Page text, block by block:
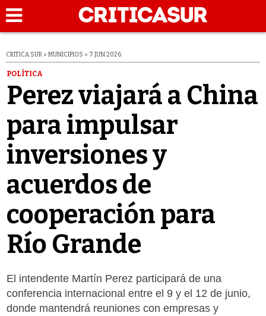
CRITICA SUR » MUNICIPIOS » 7 JUN 2026
POLÍTICA
Perez viajará a China
para impulsar
inversiones y
acuerdos de
cooperación para
Río Grande
El intendente Martín Perez participará de una
conferencia internacional entre el 9 y el 12 de junio,
donde mantendrá reuniones con empresas y